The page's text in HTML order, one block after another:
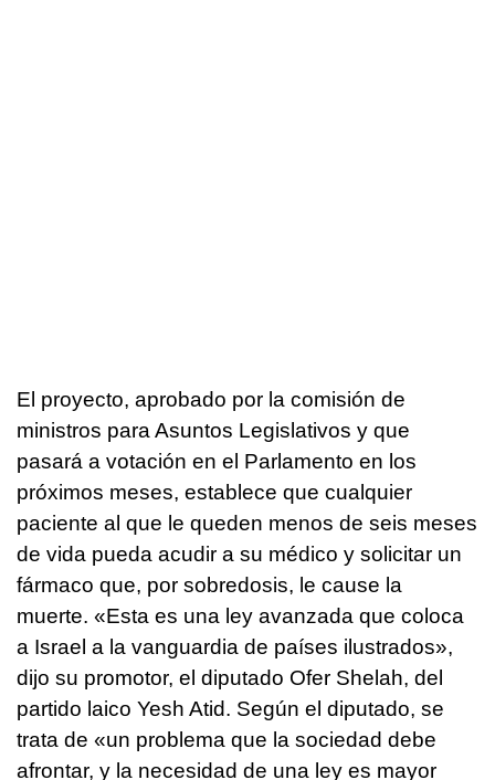
El proyecto, aprobado por la comisión de
ministros para Asuntos Legislativos y que
pasará a votación en el Parlamento en los
próximos meses, establece que cualquier
paciente al que le queden menos de seis meses
de vida pueda acudir a su médico y solicitar un
fármaco que, por sobredosis, le cause la
muerte. «Esta es una ley avanzada que coloca
a Israel a la vanguardia de países ilustrados»,
dijo su promotor, el diputado Ofer Shelah, del
partido laico Yesh Atid. Según el diputado, se
trata de «un problema que la sociedad debe
afrontar, y la necesidad de una ley es mayor